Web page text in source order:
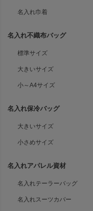
名入れ巾着
名入れ不織布バッグ
標準サイズ
大きいサイズ
小～A4サイズ
名入れ保冷バッグ
大きいサイズ
小さめサイズ
名入れアパレル資材
名入れテーラーバッグ
名入れスーツカバー